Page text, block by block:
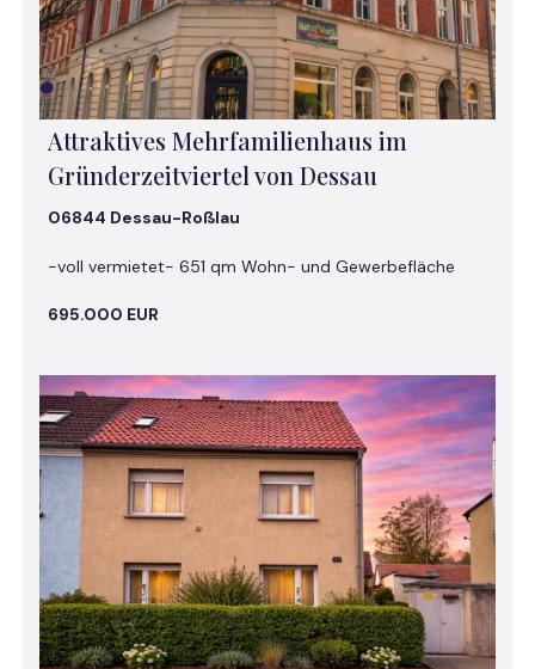
Attraktives Mehrfamilienhaus im
Gründerzeitviertel von Dessau
06844 Dessau-Roßlau
-voll vermietet- 651 qm Wohn- und Gewerbefläche
695.000 EUR